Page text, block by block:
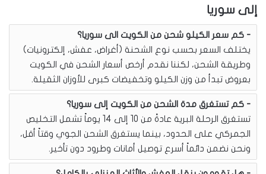
إلى سوريا
كم سعر الكيلو شحن من الكويت الى سوريا؟
يختلف السعر بحسب نوع الشحنة (أغراض، عفش، إلكترونيات)
وطريقة الشحن، لكننا نقدم أرخص أسعار الشحن في الكويت
بعروض تبدأ من وزن الكيلو وتخفيضات كبرى للأوزان الثقيلة.
كم تستغرق مدة الشحن من الكويت إلى سوريا؟
تستغرق الرحلة البرية عادةً من 10 إلى 14 يوماً تشمل التخليص
الجمركي على الحدود، بينما يستغرق الشحن الجوي وقتاً أقل،
ونحن نضمن دائماً أسرع توصيل أمانات وطرود دون تأخير.